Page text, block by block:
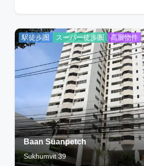
駅徒歩圏 スーパー徒歩圏 高層物件
Baan Suanpetch
Sukhumvit 39